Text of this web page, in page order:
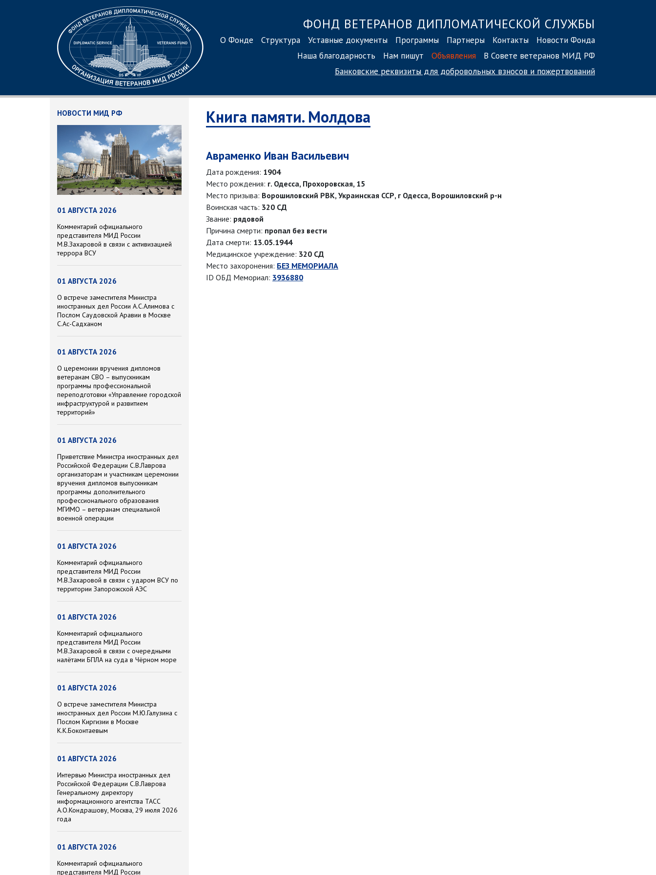
ФОНД ВЕТЕРАНОВ ДИПЛОМАТИЧЕСКОЙ СЛУЖБЫ
О Фонде Структура Уставные документы Программы Партнеры Контакты
Новости Фонда
Наша благодарность
Нам пишут Объявления
В Совете ветеранов МИД РФ
Банковские реквизиты для добровольных взносов и пожертвований
НОВОСТИ МИД РФ
01 АВГУСТА 2026
Комментарий официального
представителя МИД России
М.В.Захаровой в связи с активизацией
террора ВСУ
01 АВГУСТА 2026
О встрече заместителя Министра
иностранных дел России А.С.Алимова с
Послом Саудовской Аравии в Москве
С.Ас-Садханом
01 АВГУСТА 2026
О церемонии вручения дипломов
ветеранам СВО – выпускникам
программы профессиональной
переподготовки «Управление городской
инфраструктурой и развитием
территорий»
01 АВГУСТА 2026
Приветствие Министра иностранных дел
Российской Федерации С.В.Лаврова
организаторам и участникам церемонии
вручения дипломов выпускникам
программы дополнительного
профессионального образования
МГИМО – ветеранам специальной
военной операции
01 АВГУСТА 2026
Комментарий официального
представителя МИД России
М.В.Захаровой в связи с ударом ВСУ по
территории Запорожской АЭС
01 АВГУСТА 2026
Комментарий официального
представителя МИД России
М.В.Захаровой в связи с очередными
налётами БПЛА на суда в Чёрном море
01 АВГУСТА 2026
О встрече заместителя Министра
иностранных дел России М.Ю.Галузина с
Послом Киргизии в Москве
К.К.Боконтаевым
01 АВГУСТА 2026
Интервью Министра иностранных дел
Российской Федерации С.В.Лаврова
Генеральному директору
информационного агентства ТАСС
А.О.Кондрашову, Москва, 29 июля 2026
года
01 АВГУСТА 2026
Комментарий официального
представителя МИД России
Книга памяти. Молдова
Авраменко Иван Васильевич
Дата рождения: 1904
Место рождения: г. Одесса, Прохоровская, 15
Место призыва: Ворошиловский РВК, Украинская ССР, г Одесса, Ворошиловский р-н
Воинская часть: 320 СД
Звание: рядовой
Причина смерти: пропал без вести
Дата смерти: 13.05.1944
Медицинское учреждение: 320 СД
Место захоронения: БЕЗ МЕМОРИАЛА
ID ОБД Мемориал: 3936880